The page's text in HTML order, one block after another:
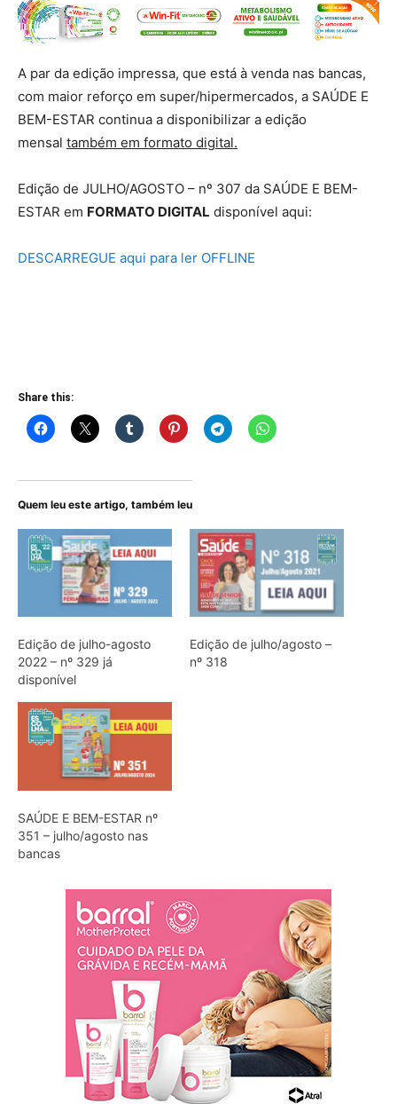
A par da edição impressa, que está à venda nas bancas,
com maior reforço em super/hipermercados, a SAÚDE E
BEM-ESTAR continua a disponibilizar a edição
mensal também em formato digital.
Edição de JULHO/AGOSTO – nº 307 da SAÚDE E BEM-
ESTAR em FORMATO DIGITAL disponível aqui:
DESCARREGUE aqui para ler OFFLINE
Share this:
Quem leu este artigo, também leu
Edição de julho-agosto
2022 – nº 329 já
disponível
Edição de julho/agosto –
nº 318
SAÚDE E BEM-ESTAR nº
351 – julho/agosto nas
bancas